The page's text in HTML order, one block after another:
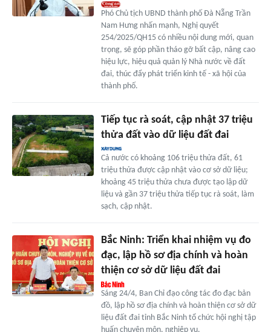
Phó Chủ tịch UBND thành phố Đà Nẵng Trần
Nam Hưng nhấn mạnh, Nghị quyết
254/2025/QH15 có nhiều nội dung mới, quan
trọng, sẽ góp phần tháo gỡ bất cập, nâng cao
hiệu lực, hiệu quả quản lý Nhà nước về đất
đai, thúc đẩy phát triển kinh tế - xã hội của
thành phố.
Tiếp tục rà soát, cập nhật 37 triệu
thửa đất vào dữ liệu đất đai
Cả nước có khoảng 106 triệu thửa đất, 61
triệu thửa được cập nhật vào cơ sở dữ liệu;
khoảng 45 triệu thửa chưa được tạo lập dữ
liệu và gần 37 triệu thửa tiếp tục rà soát, làm
sạch, cập nhật.
Bắc Ninh: Triển khai nhiệm vụ đo
đạc, lập hồ sơ địa chính và hoàn
thiện cơ sở dữ liệu đất đai
Sáng 24/4, Ban Chỉ đạo công tác đo đạc bản
đồ, lập hồ sơ địa chính và hoàn thiện cơ sở dữ
liệu đất đai tỉnh Bắc Ninh tổ chức hội nghị tập
huấn chuyên môn, nghiệp vụ.